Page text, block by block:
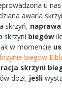
u nas
awaria
skrzyń, naprawa
skrzyni biegów
w momencie
biegow
skrzyni
dozł, jeśli